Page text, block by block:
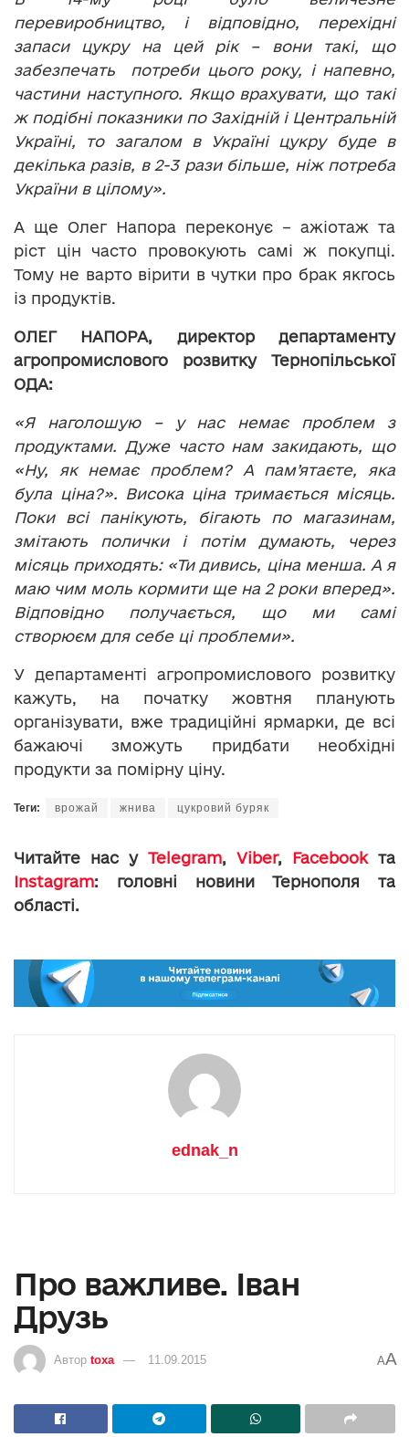
перевиробництво, і відповідно, перехідні
запаси цукру на цей рік – вони такі, що
забезпечать потреби цього року, і напевно,
частини наступного. Якщо врахувати, що такі
ж подібні показники по Західній і Центральній
Україні, то загалом в Україні цукру буде в
декілька разів, в 2-3 рази більше, ніж потреба
України в цілому».
А ще Олег Напора переконує – ажіотаж та
ріст цін часто провокують самі ж покупці.
Тому не варто вірити в чутки про брак якгось
із продуктів.
ОЛЕГ НАПОРА, директор департаменту
агропромислового розвитку Тернопільської
ОДА:
«Я наголошую – у нас немає проблем з
продуктами. Дуже часто нам закидають, що
«Ну, як немає проблем? А пам’ятаєте, яка
була ціна?». Висока ціна тримається місяць.
Поки всі панікують, бігають по магазинам,
змітають полички і потім думають, через
місяць приходять: «Ти дивись, ціна менша. А я
маю чим моль кормити ще на 2 роки вперед».
Відповідно получається, що ми самі
створюєм для себе ці проблеми».
У департаменті агропромислового розвитку
кажуть, на початку жовтня планують
організувати, вже традиційні ярмарки, де всі
бажаючі зможуть придбати необхідні
продукти за помірну ціну.
Теги: врожай жнива цукровий буряк
Читайте нас у Telegram, Viber, Facebookта
Instagram: головні новини Тернополя та
області.
ednak_n
Про важливе. Іван
Друзь
Автор toxa 11.09.2015 AA